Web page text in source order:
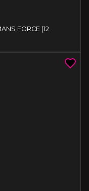
FORCE (12